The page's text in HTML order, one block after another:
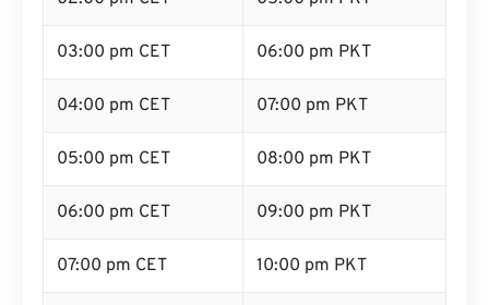
03:00 pm CET 06:00 pm PKT
04:00 pm CET 07:00 pm PKT
05:00 pm CET 08:00 pm PKT
06:00 pm CET 09:00 pm PKT
07:00 pm CET 10:00 pm PKT